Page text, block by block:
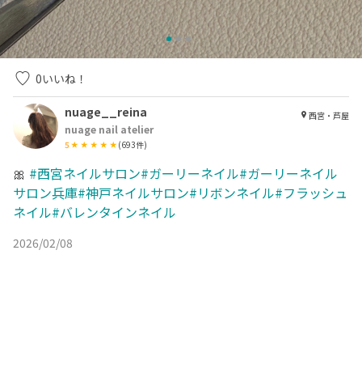
0いいね！
nuage__reina
nuage nail atelier
5 (693件)
西宮・芦屋
🎀 #西宮ネイルサロン#ガーリーネイル#ガーリーネイル
サロン兵庫#神戸ネイルサロン#リボンネイル#フラッシュ
ネイル#バレンタインネイル
2026/02/08